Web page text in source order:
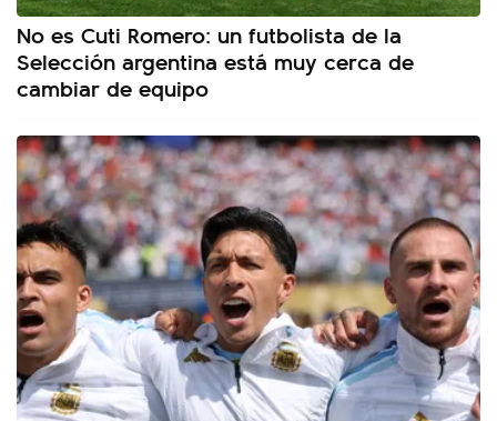
No es Cuti Romero: un futbolista de la
Selección argentina está muy cerca de
cambiar de equipo